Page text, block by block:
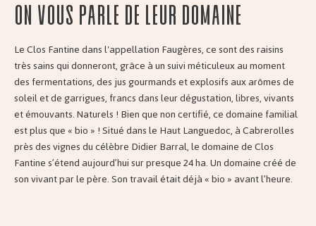
On vous parle de leur domaine
Le Clos Fantine dans l'appellation Faugères, ce sont des raisins
très sains qui donneront, grâce à un suivi méticuleux au moment
des fermentations, des jus gourmands et explosifs aux arômes de
soleil et de garrigues, francs dans leur dégustation, libres, vivants
et émouvants. Naturels ! Bien que non certifié, ce domaine familial
est plus que « bio » ! Situé dans le Haut Languedoc, à Cabrerolles
près des vignes du célèbre Didier Barral, le domaine de Clos
Fantine s’étend aujourd’hui sur presque 24 ha. Un domaine créé de
son vivant par le père. Son travail était déjà « bio » avant l’heure.